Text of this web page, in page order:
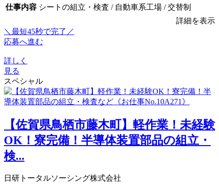
仕事内容 シートの組立・検査 / 自動車系工場 / 交替制
詳細を表示
＼最短45秒で完了／
応募へ進む
詳しく
見る
スペシャル
【佐賀県鳥栖市藤木町】軽作業！未経験
OK！寮完備！半導体装置部品の組立・
検...
日研トータルソーシング株式会社